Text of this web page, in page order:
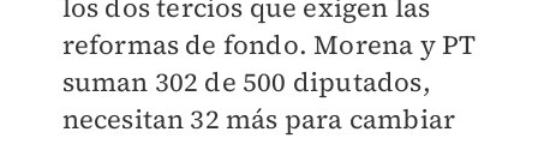
los dos tercios que exigen las
reformas de fondo. Morena y PT
suman 302 de 500 diputados,
necesitan 32 más para cambiar